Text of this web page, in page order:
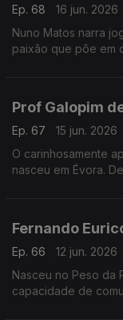
Ep. 68
16 jun. 2026
Nuno Matos narra
paixão que põe em
Prof Galopim
Ep. 67
15 jun. 2026
O carinhosamente
nasceu em Évora.
Fernando
Ep. 66
12 jun. 2026
Nasceu no Peso da
capacidade de